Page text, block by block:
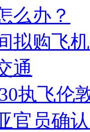
么办？
拟购飞
通
执飞伦
官员确